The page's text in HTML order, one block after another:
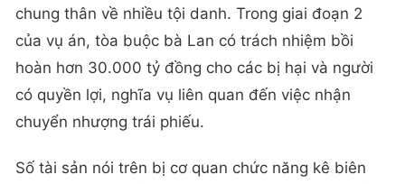
chung thân về nhiều tội danh. Trong giai đoạn 2
của vụ án, tòa buộc bà Lan có trách nhiệm bồi
hoàn hơn 30.000 tỷ đồng cho các bị hại và người
có quyền lợi, nghĩa vụ liên quan đến việc nhận
chuyển nhượng trái phiếu.
Số tài sản nói trên bị cơ quan chức năng kê biên